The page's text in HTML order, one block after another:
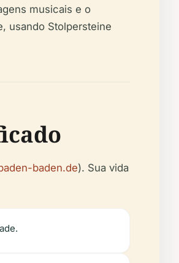
musicais e o
usando Stolpersteine
baden.de). Sua vida